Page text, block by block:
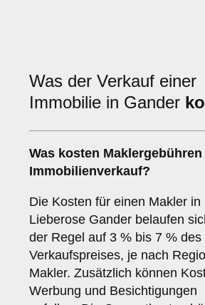
Was der Verkauf einer
Immobilie in Gander
Was kosten Maklergebühren
Immobilienverkauf?
Die Kosten für einen Makler in
Lieberose Gander belaufen
der Regel auf 3 % bis 7 % des
Verkaufspreises, je nach
Makler. Zusätzlich können
Werbung und Besichtigungen